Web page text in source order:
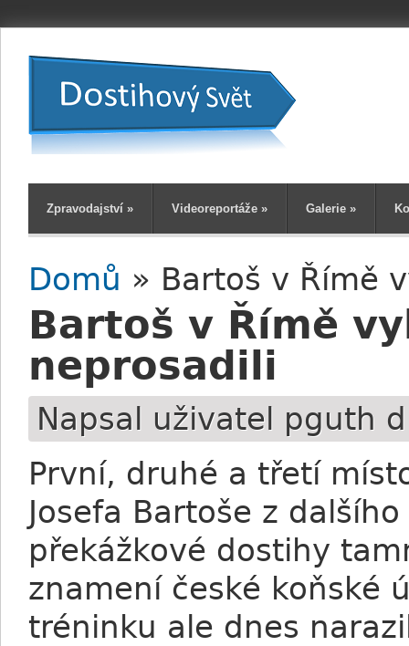
Zpravodajství » Videoreportáže » Galerie »
Jste zde
Domů » Bartoš v Římě
Bartoš v Římě
neprosadili
Napsal uživatel pguth
První, druhé a třetí
Josefa Bartoše z
překážkové dostihy
znamení české koňské
tréninku ale dnes